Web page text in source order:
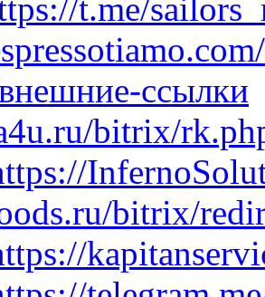
t.me/
ссылки
bitrix/
bitrix/